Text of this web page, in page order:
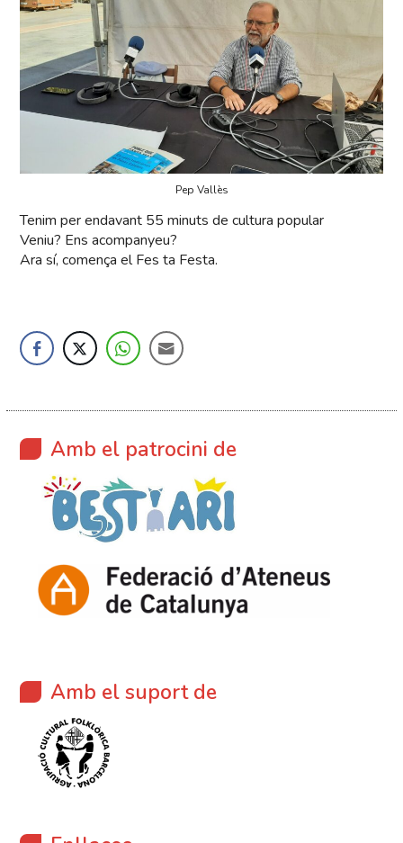
Pep Vallès
Tenim per endavant 55 minuts de cultura popular
Veniu? Ens acompanyeu?
Ara sí, comença el Fes ta Festa.
Amb el patrocini de
Amb el suport de